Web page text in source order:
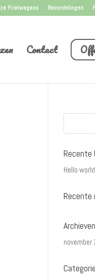
Frietwagens Beoordelingen
Contact
Recente
Hello
Recente
Archieven
november